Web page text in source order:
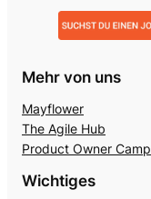
Mehr von uns
Mayflower
The Agile Hub
Product Owner Camp
Wichtiges